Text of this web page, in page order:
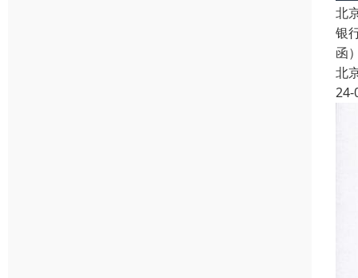
北
银
函
北
24-